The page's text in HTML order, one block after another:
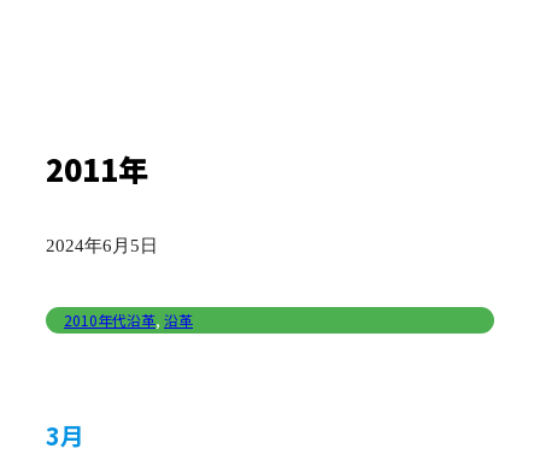
2011年
2024年6月5日
2010年代沿革, 沿革
3月